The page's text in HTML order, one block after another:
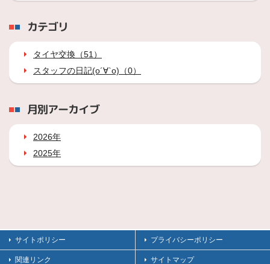
カテゴリ
タイヤ交換（51）
スタッフの日記(о´∀`о)（0）
月別アーカイブ
2026年
2025年
サイトポリシー プライバシーポリシー
関連リンク サイトマップ